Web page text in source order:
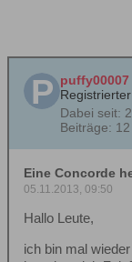
puffy00007
Dabei seit:
Beiträge: 12
Eine Concorde
05.11.2013, 09:50
Hallo Leute,
ich bin mal